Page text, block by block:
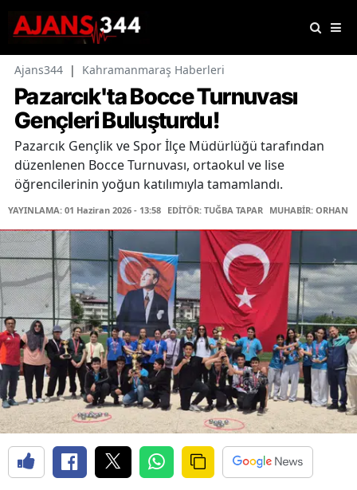
Ajans344 | Kahramanmaraş Haberleri
Pazarcık'ta Bocce Turnuvası
Gençleri Buluşturdu!
Pazarcık Gençlik ve Spor İlçe Müdürlüğü tarafından
düzenlenen Bocce Turnuvası, ortaokul ve lise
öğrencilerinin yoğun katılımıyla tamamlandı.
YAYINLAMA: 01 Haziran 2026 - 13:58 EDİTÖR: TUĞBA TAPAR MUHABİR: ORHAN